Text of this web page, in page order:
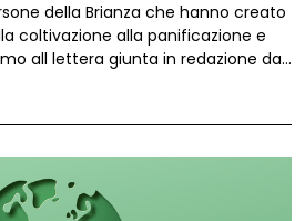
della Brianza che hanno creato
coltivazione alla panificazione e
all lettera giunta in redazione dal